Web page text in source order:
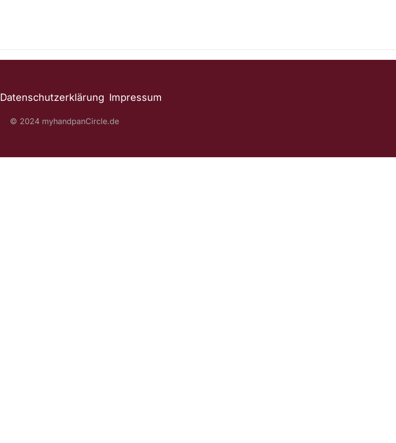
Datenschutzerklärung Impressum
© 2024 myhandpanCircle.de